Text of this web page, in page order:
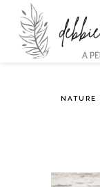
NATURE